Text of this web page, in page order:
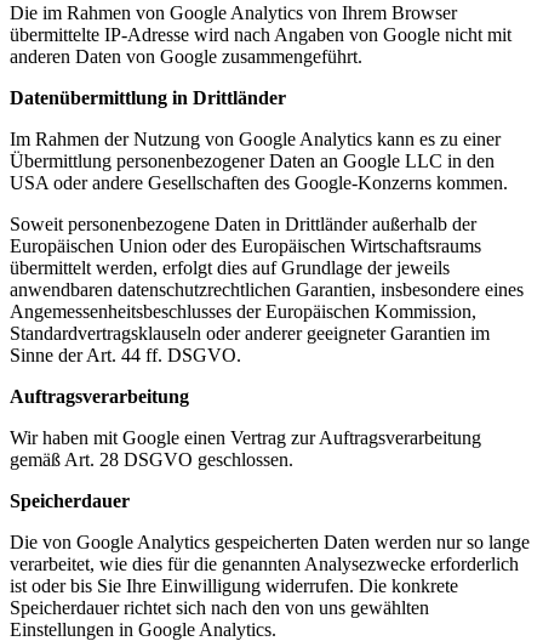
Die im Rahmen von Google Analytics von Ihrem Browser
übermittelte IP-Adresse wird nach Angaben von Google nicht mit
anderen Daten von Google zusammengeführt.
Datenübermittlung in Drittländer
Im Rahmen der Nutzung von Google Analytics kann es zu einer
Übermittlung personenbezogener Daten an Google LLC in den
USA oder andere Gesellschaften des Google-Konzerns kommen.
Soweit personenbezogene Daten in Drittländer außerhalb der
Europäischen Union oder des Europäischen Wirtschaftsraums
übermittelt werden, erfolgt dies auf Grundlage der jeweils
anwendbaren datenschutzrechtlichen Garantien, insbesondere eines
Angemessenheitsbeschlusses der Europäischen Kommission,
Standardvertragsklauseln oder anderer geeigneter Garantien im
Sinne der Art. 44 ff. DSGVO.
Auftragsverarbeitung
Wir haben mit Google einen Vertrag zur Auftragsverarbeitung
gemäß Art. 28 DSGVO geschlossen.
Speicherdauer
Die von Google Analytics gespeicherten Daten werden nur so lange
verarbeitet, wie dies für die genannten Analysezwecke erforderlich
ist oder bis Sie Ihre Einwilligung widerrufen. Die konkrete
Speicherdauer richtet sich nach den von uns gewählten
Einstellungen in Google Analytics.